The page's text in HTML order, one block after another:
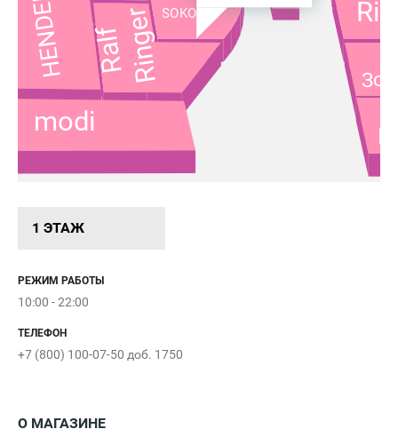
1 ЭТАЖ
РЕЖИМ РАБОТЫ
10:00 - 22:00
ТЕЛЕФОН
+7 (800) 100-07-50 доб. 1750
SOKOLOV
modi
RalfRinger
О МАГАЗИНЕ